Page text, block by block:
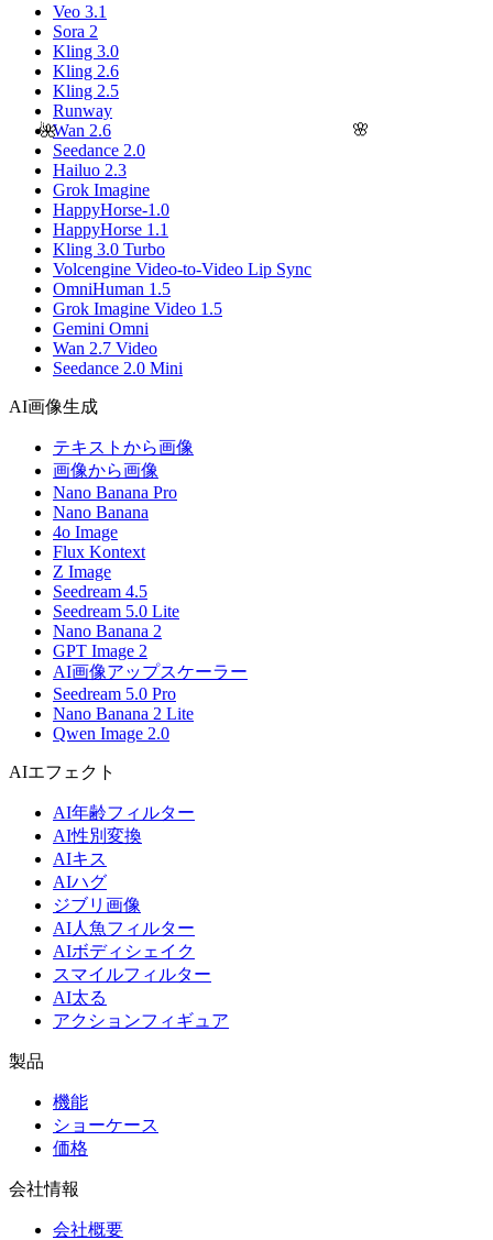
🌺 🌸
Veo 3.1
Sora 2
Kling 3.0
Kling 2.6
Kling 2.5
Runway
Wan 2.6
Seedance 2.0
Hailuo 2.3
Grok Imagine
HappyHorse-1.0
HappyHorse 1.1
Kling 3.0 Turbo
Volcengine Video-to-Video Lip Sync
OmniHuman 1.5
Grok Imagine Video 1.5
Gemini Omni
Wan 2.7 Video
Seedance 2.0 Mini
AI画像生成
テキストから画像
画像から画像
Nano Banana Pro
Nano Banana
4o Image
Flux Kontext
Z Image
Seedream 4.5
Seedream 5.0 Lite
Nano Banana 2
GPT Image 2
AI画像アップスケーラー
Seedream 5.0 Pro
Nano Banana 2 Lite
Qwen Image 2.0
AIエフェクト
AI年齢フィルター
AI性別変換
AIキス
AIハグ
ジブリ画像
AI人魚フィルター
AIボディシェイク
スマイルフィルター
AI太る
アクションフィギュア
製品
機能
ショーケース
価格
会社情報
会社概要